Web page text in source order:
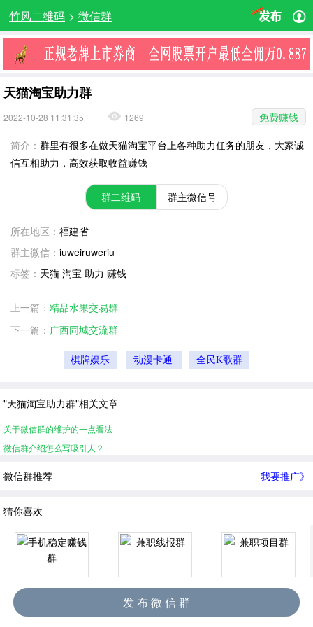
竹风二维码 > 微信群
天猫淘宝助力群
2022-10-28 11:31:35 1269
免费赚钱
简介： 群里有很多在做天猫淘宝平台上各种助力任务的朋友，大家诚
信互相助力，高效获取收益赚钱
群二维码 群主微信号
所在地区： 福建省
群主微信： iuweiruweriu
标签： 天猫 淘宝 助力 赚钱
上一篇： 精品水果交易群
下一篇： 广西同城交流群
棋牌娱乐 动漫卡通 全民K歌群
"天猫淘宝助力群"相关文章
关于微信群的维护的一点看法
微信群介绍怎么写吸引人？
微信群推荐 我要推广》
猜你喜欢
手机稳定赚钱群 兼职线报群 兼职项目群
发 布 微 信 群